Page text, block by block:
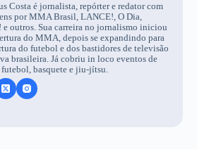
Costa é jornalista, repórter e redator com
por MMA Brasil, LANCE!, O Dia,
e outros. Sua carreira no jornalismo iniciou
do MMA, depois se expandindo para
do futebol e dos bastidores de televisão
brasileira. Já cobriu in loco eventos de
basquete e jiu-jítsu.